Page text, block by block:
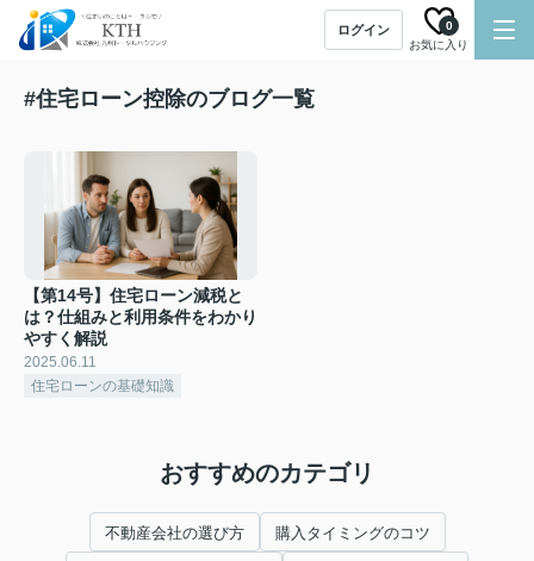
ログイン
お気に入り
0
#住宅ローン控除のブログ一覧
【第14号】住宅ローン減税と
は？仕組みと利用条件をわかり
やすく解説
2025.06.11
住宅ローンの基礎知識
おすすめのカテゴリ
不動産会社の選び方 購入タイミングのコツ